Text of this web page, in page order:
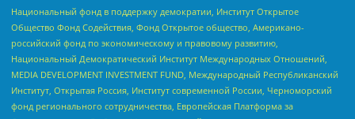
Национальный фонд в поддержку демократии, Институт Открытое
Общество Фонд Содействия, Фонд Открытое общество, Американо-
российский фонд по экономическому и правовому развитию,
Национальный Демократический Институт Международных Отношений,
MEDIA DEVELOPMENT INVESTMENT FUND, Международный Республиканский
Институт, Открытая Россия, Институт современной России, Черноморский
фонд регионального сотрудничества, Европейская Платформа за